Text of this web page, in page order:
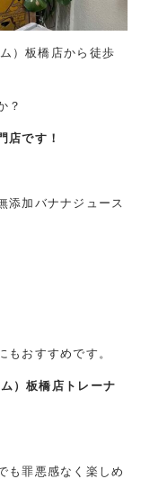
）板橋店から徒歩
？
店です！
添加バナナジュース
もおすすめです。
）板橋店トレーナ
も罪悪感なく楽しめ